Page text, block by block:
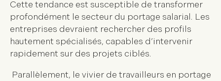
Cette tendance est susceptible de transformer
profondément le secteur du portage salarial. Les
entreprises devraient rechercher des profils
hautement spécialisés, capables d’intervenir
rapidement sur des projets ciblés.
Parallèlement, le vivier de travailleurs en portage